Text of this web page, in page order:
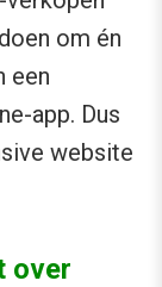
om én
een
app. Dus
website
over